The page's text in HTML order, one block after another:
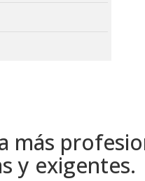
más
y exigentes.